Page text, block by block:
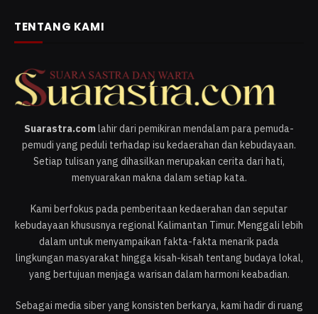
TENTANG KAMI
Suarastra.comlahir dari pemikiran mendalam para pemuda-
pemudi yang peduli terhadap isu kedaerahan dan kebudayaan.
Setiap tulisan yang dihasilkan merupakan cerita dari hati,
menyuarakan makna dalam setiap kata.
Kami berfokus pada pemberitaan kedaerahan dan seputar
kebudayaan khususnya regional Kalimantan Timur. Menggali lebih
dalam untuk menyampaikan fakta-fakta menarik pada
lingkungan masyarakat hingga kisah-kisah tentang budaya lokal,
yang bertujuan menjaga warisan dalam harmoni keabadian.
Sebagai media siber yang konsisten berkarya, kami hadir di ruang